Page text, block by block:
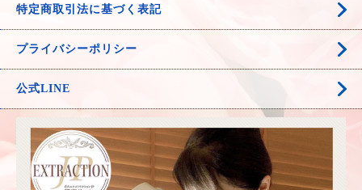
特定商取引法に基づく表記
プライバシーポリシー
公式LINE